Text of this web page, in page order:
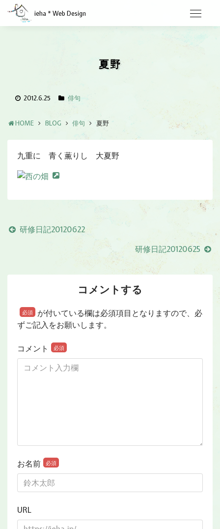
ieha * Web Design
夏野
2012.6.25 俳句
HOME BLOG 俳句 夏野
九重に 青く薫りし 大夏野
研修日記20120622
研修日記20120625
コメントする
必須
が付いている欄は必須項目となりますので、必
ずご記入をお願いします。
コメント 必須
お名前 必須
URL